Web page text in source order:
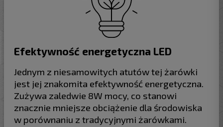
Efektywność energetyczna LED
Jednym z niesamowitych atutów tej żarówki
jest jej znakomita efektywność energetyczna.
Zużywa zaledwie 8W mocy, co stanowi
znacznie mniejsze obciążenie dla środowiska
w porównaniu z tradycyjnymi żarówkami.